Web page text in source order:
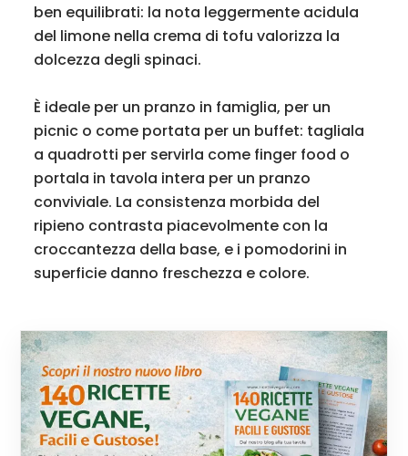
ben equilibrati: la nota leggermente acidula
del limone nella crema di tofu valorizza la
dolcezza degli spinaci.
È ideale per un pranzo in famiglia, per un
picnic o come portata per un buffet: tagliala
a quadrotti per servirla come finger food o
portala in tavola intera per un pranzo
conviviale. La consistenza morbida del
ripieno contrasta piacevolmente con la
croccantezza della base, e i pomodorini in
superficie danno freschezza e colore.